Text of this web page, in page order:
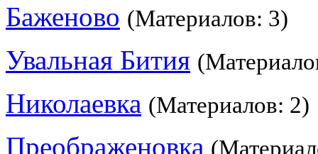
Баженово (Материалов: 3)
Увальная Бития
Николаевка (Материалов: 2)
Преображеновка